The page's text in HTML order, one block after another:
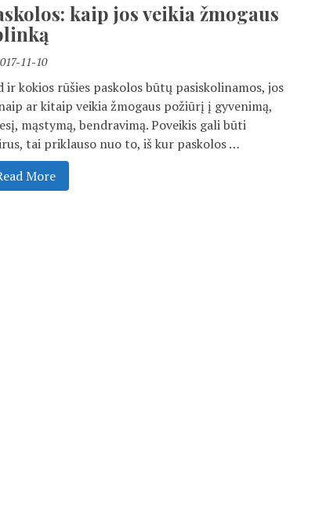
kaip jos veikia žmogaus
11-10
ir kokios rūšies paskolos būtų pasiskolinamos, jos
ar kitaip veikia žmogaus požiūrį į gyvenimą,
mąstymą, bendravimą. Poveikis gali būti
tai priklauso nuo to, iš kur paskolos …
More